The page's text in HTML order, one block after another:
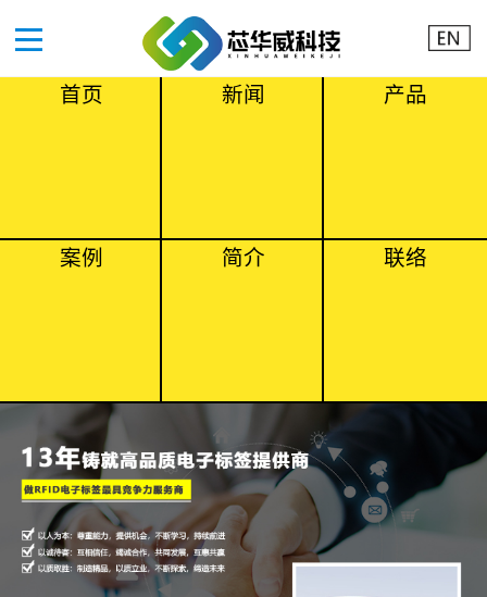
首页 新闻 产品
案例 简介 联络